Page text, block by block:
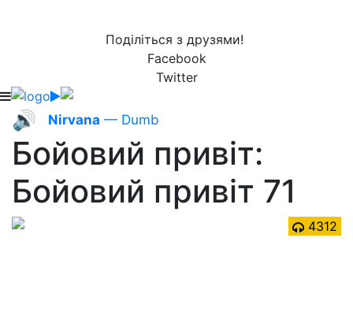
Поділіться з друзями!
Facebook
Twitter
🔊 Nirvana — Dumb
Бойовий привіт:
Бойовий привіт 71
4312